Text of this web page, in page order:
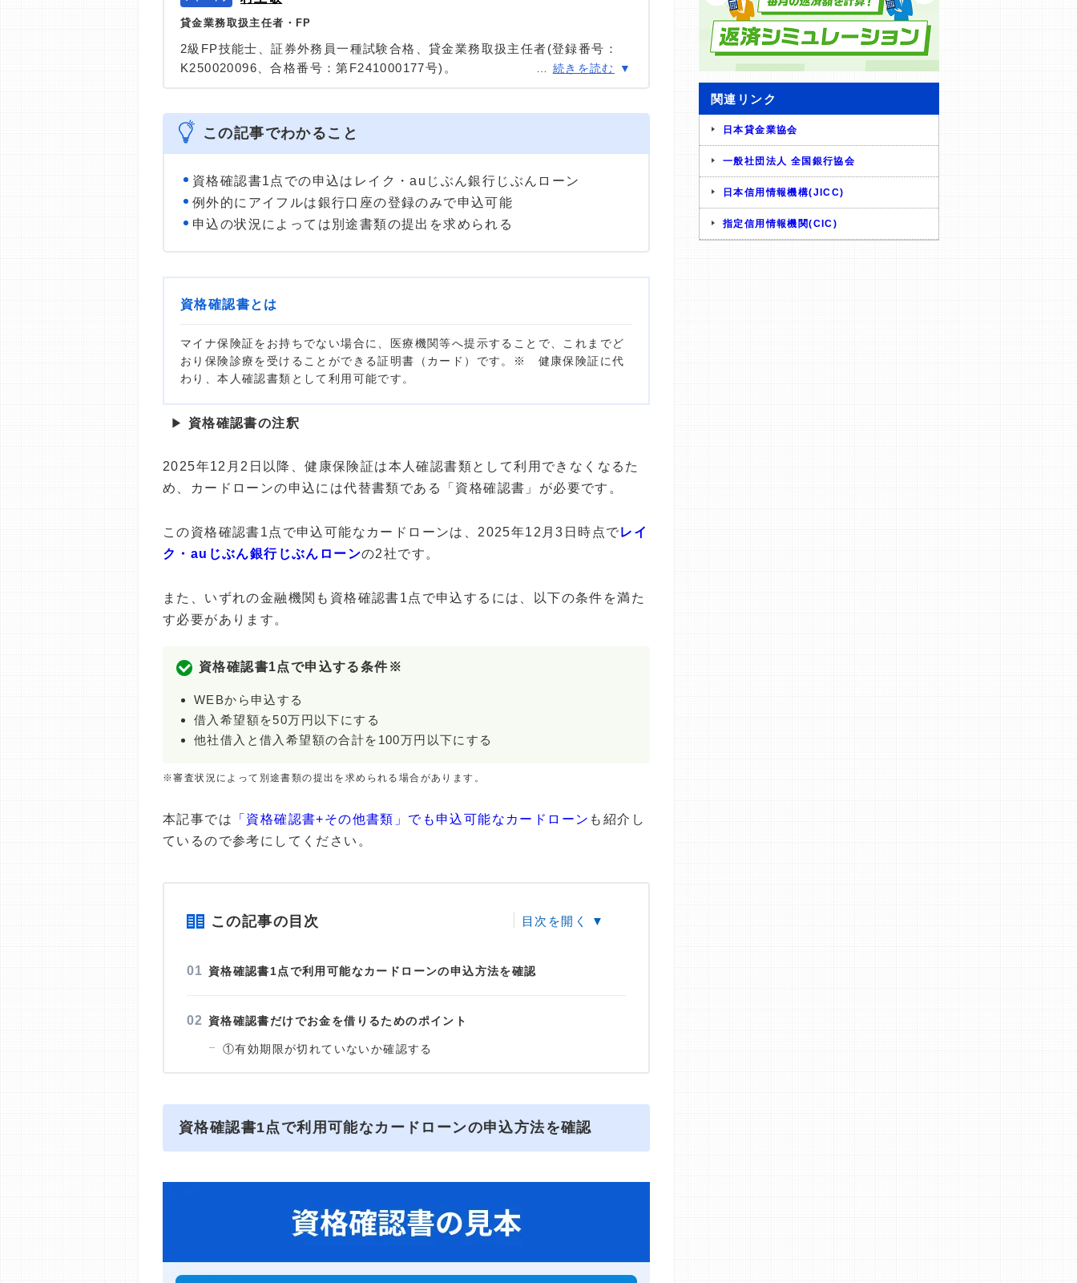
貸金業務取扱主任者・FP
2級FP技能士、証券外務員一種試験合格、貸金業務取扱主任者(登録番号：
K250020096、合格番号：第F241000177号)。
は計2000本以上。ローン利用者へのインタビューなども多数実施し、専門知
識と事実に基づいた信頼性の高い情報発信を心がけている。
… 続きを読む
この記事でわかること
資格確認書1点での申込はレイク・auじぶん銀行じぶんローン
例外的にアイフルは銀行口座の登録のみで申込可能
申込の状況によっては別途書類の提出を求められる
資格確認書とは
マイナ保険証をお持ちでない場合に、医療機関等へ提示することで、これまでど
おり保険診療を受けることができる証明書（カード）です。※ 健康保険証に代
わり、本人確認書類として利用可能です。
▶ 資格確認書の注釈
2025年12月2日以降、健康保険証は本人確認書類として利用できなくなるた
め、カードローンの申込には代替書類である「資格確認書」が必要です。
この資格確認書1点で申込可能なカードローンは、2025年12月3日時点でレイ
ク・auじぶん銀行じぶんローンの2社です。
また、いずれの金融機関も資格確認書1点で申込するには、以下の条件を満た
す必要があります。
資格確認書1点で申込する条件※
WEBから申込する
借入希望額を50万円以下にする
他社借入と借入希望額の合計を100万円以下にする
※審査状況によって別途書類の提出を求められる場合があります。
本記事では 「資格確認書+その他書類」でも申込可能なカードローン も紹介し
ているので参考にしてください。
この記事の目次
資格確認書1点で利用可能なカードローンの申込方法を確認
資格確認書だけでお金を借りるためのポイント
①有効期限が切れていないか確認する
資格確認書1点で利用可能なカードローンの申込方法を確認
関連リンク
日本貸金業協会
一般社団法人 全国銀行協会
日本信用情報機構(JICC)
指定信用情報機関(CIC)